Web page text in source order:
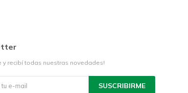
y recibí todas nuestras novedades!
SUSCRIBIRME